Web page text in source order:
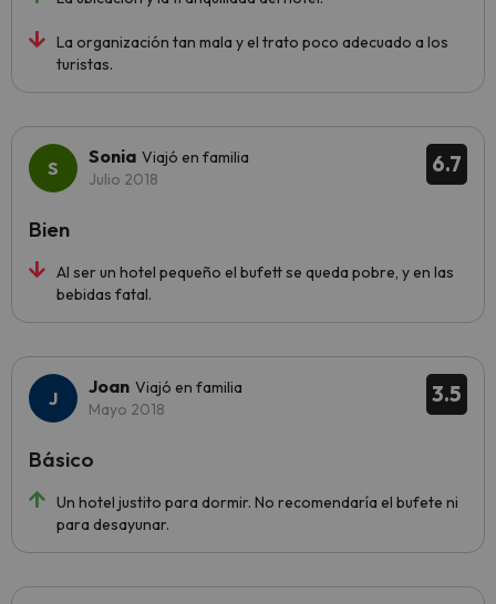
La organización tan mala y el trato poco adecuado a los
turistas.
6.7
Sonia Viajó en familia
Julio 2018
Al ser un hotel pequeño el bufett se queda pobre, y en las
bebidas fatal.
Bien
3.5
Joan Viajó en familia
Mayo 2018
Un hotel justito para dormir. No recomendaría el bufete ni
para desayunar.
Básico